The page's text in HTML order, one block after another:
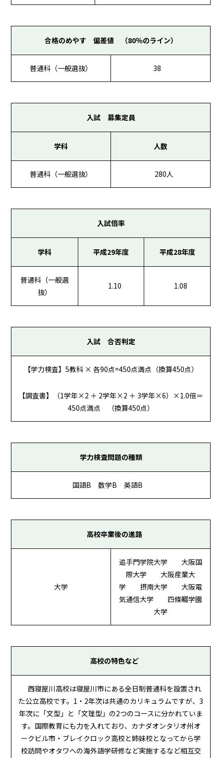
合格のめやす 偏差値 （80％のライン）
普通科（一般選抜） 38
入試 募集定員
学科 人数
普通科（一般選抜） 280人
入試倍率
学科 平成29年度 平成28年度
普通科（一般選
抜）
1.10 1.08
入試 合否判定
【学力検査】5教科 × 各90点=450点満点（換算450点）
【調査書】（1学年×2 ＋ 2学年×2 ＋ 3学年×6）×1.0倍＝
450点満点 （換算450点）
学力検査問題の種類
国語B 数学B 英語B
高校卒業後の進路
大学
追手門学院大学 大阪国
際大学 大阪産業大
学 摂南大学 大阪電
気通信大学 四條畷学園
大学
高校の特色など
西寝屋川高校は寝屋川市にある全日制普通科を設置され
た公立高校です。1・2年次は共通のカリキュラムですが、3
年次に「文型」と「文理型」の2つのコースに分かれていま
す。国際教育にも力を入れており、カナダオンタリオ州オ
ークビル市・ブレイクロック高校と姉妹校となってから学
校訪問やオタワへの海外語学研修など実施するなど相互交